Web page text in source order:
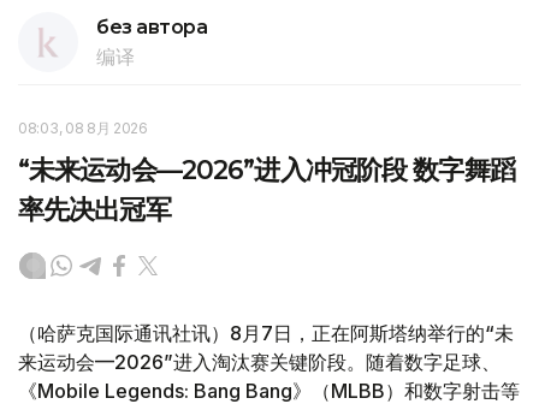
без автора
编译
08:03, 08 8月 2026
“未来运动会—2026”进入冲冠阶段 数字舞蹈
率先决出冠军
（哈萨克国际通讯社讯）8月7日，正在阿斯塔纳举行的“未
来运动会—2026”进入淘汰赛关键阶段。随着数字足球、
《Mobile Legends: Bang Bang》（MLBB）和数字射击等